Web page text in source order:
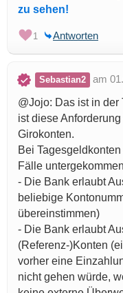
zu sehen!
1 Antworten
Sebastian2
am
@Jojo: Das ist in der
ist diese
Girokonten.
Bei
Fälle
- Die Bank erlaubt
beliebige
übereinstimmen)
- Die Bank erlaubt
(Referenz-)Konten
vorher eine
nicht gehen würde,